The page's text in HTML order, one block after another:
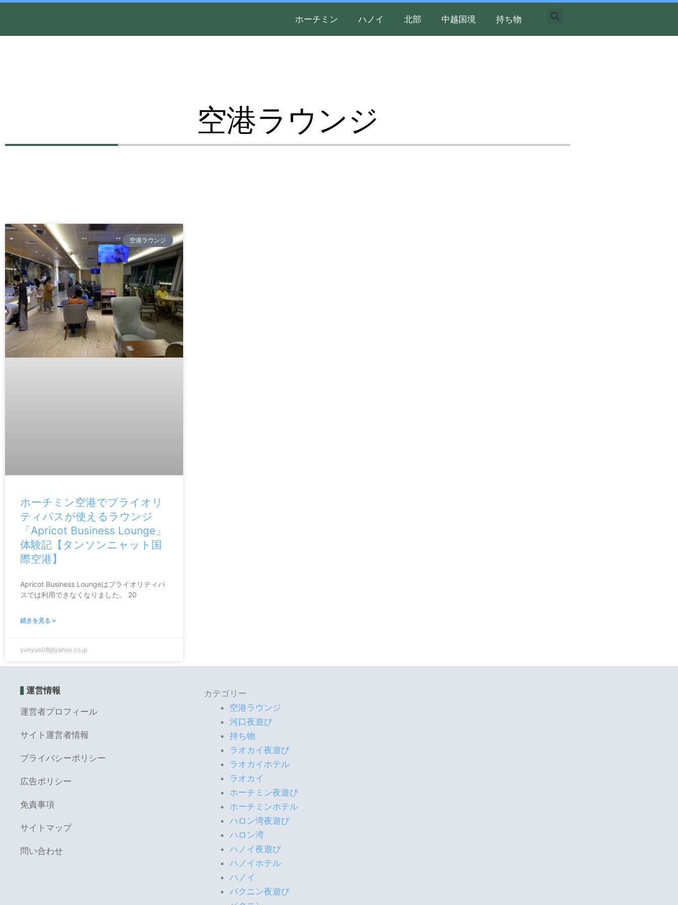
を
ホーチミン ハノイ 北部 中越国境 持ち物
空港ラウンジ
空港ラウンジ
ホーチミン空港でプライオリ
ティパスが使えるラウンジ
「Apricot Business Lounge」
体験記【タンソンニャット国
際空港】
Apricot Business Loungeはプライオリティパ
スでは利用できなくなりました。 20
続きを見る »
yunyue08@yahoo.co.jp
運営情報
運営者プロフィール
サイト運営者情報
プライバシーポリシー
広告ポリシー
免責事項
サイトマップ
問い合わせ
カテゴリー
空港ラウンジ
河口夜遊び
持ち物
ラオカイ夜遊び
ラオカイホテル
ラオカイ
ホーチミン夜遊び
ホーチミンホテル
ハロン湾夜遊び
ハロン湾
ハノイ夜遊び
ハノイホテル
ハノイ
バクニン夜遊び